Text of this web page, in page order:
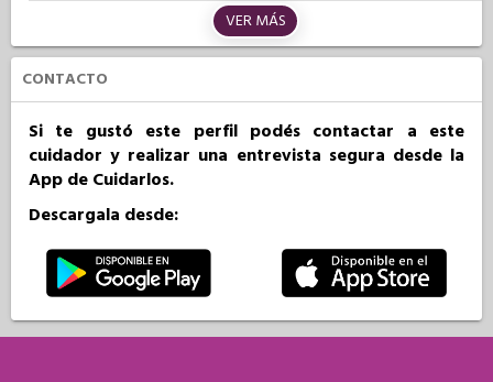
VER MÁS
CONTACTO
Si te gustó este perfil podés contactar a este
cuidador y realizar una entrevista segura desde la
App de Cuidarlos.
Descargala desde: